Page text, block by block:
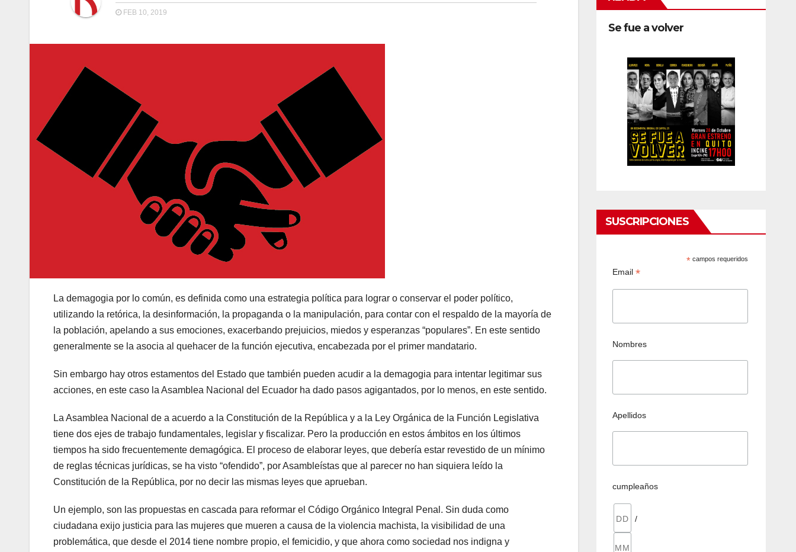
FEB 10, 2019
La demagogia por lo común, es definida como una estrategia política para lograr o conservar el poder político,
utilizando la retórica, la desinformación, la propaganda o la manipulación, para contar con el respaldo de la mayoría de
la población, apelando a sus emociones, exacerbando prejuicios, miedos y esperanzas “populares”. En este sentido
generalmente se la asocia al quehacer de la función ejecutiva, encabezada por el primer mandatario.
Sin embargo hay otros estamentos del Estado que también pueden acudir a la demagogia para intentar legitimar sus
acciones, en este caso la Asamblea Nacional del Ecuador ha dado pasos agigantados, por lo menos, en este sentido.
La Asamblea Nacional de a acuerdo a la Constitución de la República y a la Ley Orgánica de la Función Legislativa
tiene dos ejes de trabajo fundamentales, legislar y fiscalizar. Pero la producción en estos ámbitos en los últimos
tiempos ha sido frecuentemente demagógica. El proceso de elaborar leyes, que debería estar revestido de un mínimo
de reglas técnicas jurídicas, se ha visto “ofendido”, por Asambleístas que al parecer no han siquiera leído la
Constitución de la República, por no decir las mismas leyes que aprueban.
Un ejemplo, son las propuestas en cascada para reformar el Código Orgánico Integral Penal. Sin duda como
ciudadana exijo justicia para las mujeres que mueren a causa de la violencia machista, la visibilidad de una
problemática, que desde el 2014 tiene nombre propio, el femicidio, y que ahora como sociedad nos indigna y
Se fue a volver
SUSCRIPCIONES
* campos requeridos
Email *
Nombres
Apellidos
cumpleaños
/